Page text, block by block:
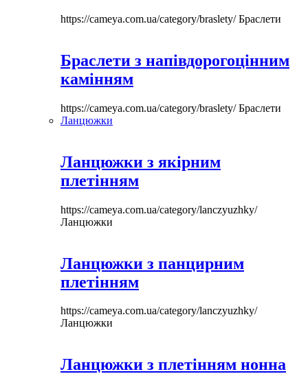
https://cameya.com.ua/category/braslety/Браслети
Браслети з напівдорогоцінним
камінням
https://cameya.com.ua/category/braslety/Браслети
Ланцюжки
Ланцюжки з якірним
плетінням
https://cameya.com.ua/category/lanczyuzhky/
Ланцюжки
Ланцюжки з панцирним
плетінням
https://cameya.com.ua/category/lanczyuzhky/
Ланцюжки
Ланцюжки з плетінням нонна